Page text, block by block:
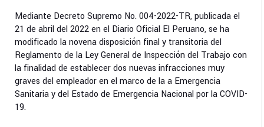
Mediante Decreto Supremo No. 004-2022-TR, publicada el
21 de abril del 2022 en el Diario Oficial El Peruano, se ha
modificado la novena disposición final y transitoria del
Reglamento de la Ley General de Inspección del Trabajo con
la finalidad de establecer dos nuevas infracciones muy
graves del empleador en el marco de la a Emergencia
Sanitaria y del Estado de Emergencia Nacional por la COVID-
19.